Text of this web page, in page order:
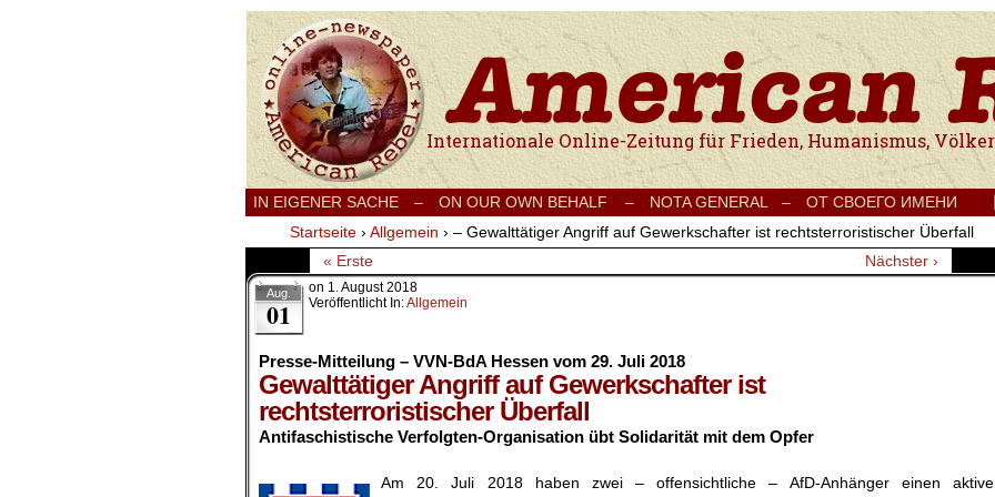
Internationale Onlinezeitung für Frieden, Humanismus, Völkerverständigung und
IN EIGENER SACHE – ON OUR OWN BEHALF – NOTA GENERAL – ОТ СВОЕГО ИМЕНИ
Startseite › Allgemein › – Gewalttätiger Angriff auf Gewerkschafter ist rechtsterroristischer Überfall
« Erste
Nächster ›
Aug.
01
on 1. August 2018
Veröffentlicht In:Allgemein
Presse-Mitteilung – VVN-BdA Hessen vom 29. Juli 2018
Gewalttätiger Angriff auf Gewerkschafter ist
rechtsterroristischer Überfall
Antifaschistische Verfolgten-Organisation übt Solidarität mit dem Opfer
Am 20. Juli 2018 haben zwei – offensichtliche – AfD-Anhänger einen